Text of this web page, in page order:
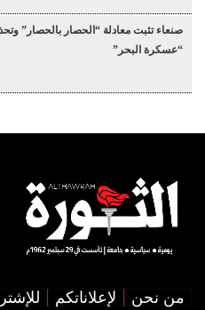
صنعاء تثبت معادلة “الحصار بالحصار”
“عسكرة البحر”
من نحن لإعلاناتكم